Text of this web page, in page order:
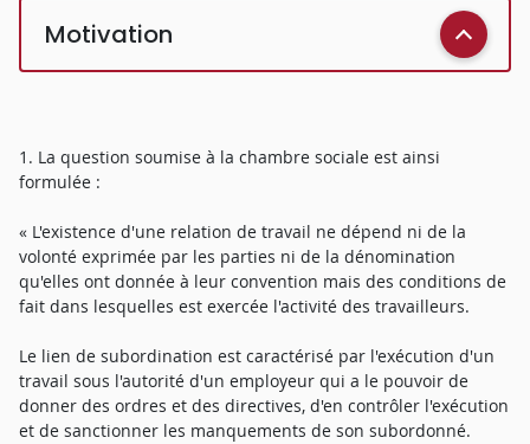
Motivation
1. La question soumise à la chambre sociale est ainsi
formulée :
« L'existence d'une relation de travail ne dépend ni de la
volonté exprimée par les parties ni de la dénomination
qu'elles ont donnée à leur convention mais des conditions de
fait dans lesquelles est exercée l'activité des travailleurs.
Le lien de subordination est caractérisé par l'exécution d'un
travail sous l'autorité d'un employeur qui a le pouvoir de
donner des ordres et des directives, d'en contrôler l'exécution
et de sanctionner les manquements de son subordonné.